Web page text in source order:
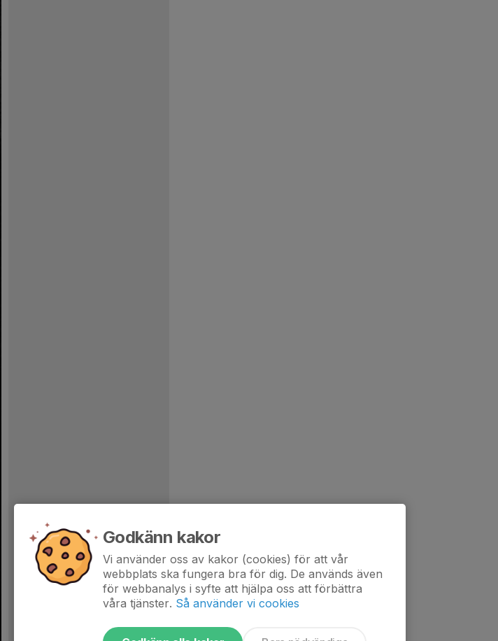
Godkänn kakor
Vi använder oss av kakor (cookies) för att vår
webbplats ska fungera bra för dig. De används även
för webbanalys i syfte att hjälpa oss att förbättra
våra tjänster. Så använder vi cookies